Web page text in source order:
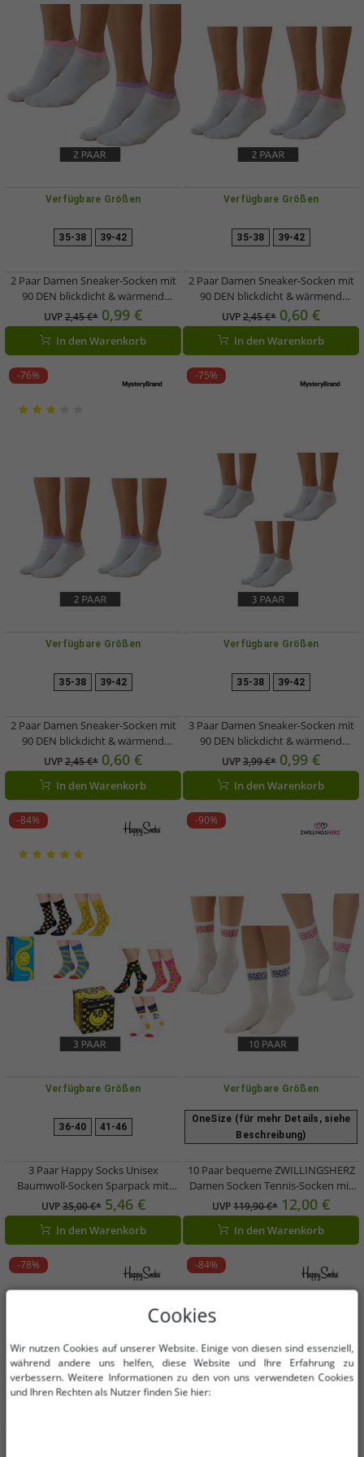
Verfügbare Größen
35-38 39-42
2 Paar Damen Sneaker-Socken mit
90 DEN blickdicht & wärmend
Baumwoll-Socken Weiß/Rosa oder
Weiß/Flieder
UVP2,45 €* 0,99 €
In den Warenkorb
Verfügbare Größen
35-38 39-42
2 Paar Damen Sneaker-Socken mit
90 DEN blickdicht & wärmend
Baumwoll-Socken Weiß/Rosa
UVP2,45 €* 0,60 €
In den Warenkorb
-76%
Verfügbare Größen
35-38 39-42
2 Paar Damen Sneaker-Socken mit
90 DEN blickdicht & wärmend
Baumwoll-Socken Weiß/Lila
UVP2,45 €* 0,60 €
In den Warenkorb
-75%
Verfügbare Größen
35-38 39-42
3 Paar Damen Sneaker-Socken mit
90 DEN blickdicht & wärmend
Baumwoll-Socken Weiß
UVP3,99 €* 0,99 €
In den Warenkorb
-84%
Verfügbare Größen
36-40 41-46
3 Paar Happy Socks Unisex
Baumwoll-Socken Sparpack mit
Smiley-Print Alltags-Strümpfe in
Geschenk-Box Gelb/Schwarz/Blau
oder Schwarz/Pink/Weiß
UVP35,00 €* 5,46 €
In den Warenkorb
-90%
Verfügbare Größen
OneSize (für mehr Details, siehe
Beschreibung)
10 Paar bequeme ZWILLINGSHERZ
Damen Socken Tennis-Socken mit
Leoparden-Muster Alltags-Strümpfe
Baumwoll-Socken 4603S K248144
Weiß/Pink, Weiß/Rot oder
Weiß/Blau
UVP119,90 €* 12,00 €
In den Warenkorb
-78% -84%
Cookies
Wir nutzen Cookies auf unserer Website. Einige von diesen sind essenziell,
während andere uns helfen, diese Website und Ihre Erfahrung zu
verbessern. Weitere Informationen zu den von uns verwendeten Cookies
und Ihren Rechten als Nutzer finden Sie hier: